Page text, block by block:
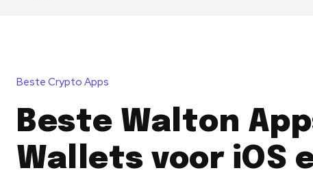
Beste Crypto Apps
Beste Walton
Wallets voor iOS